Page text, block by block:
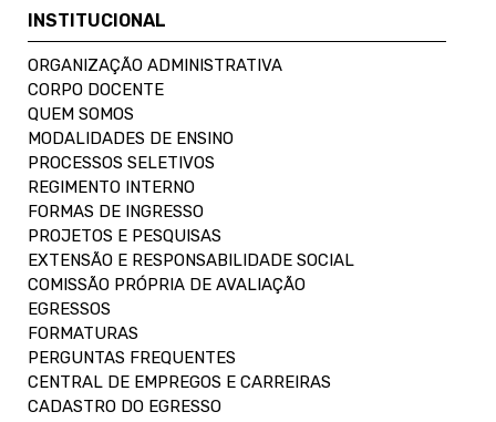
INSTITUCIONAL
ORGANIZAÇÃO ADMINISTRATIVA
CORPO DOCENTE
QUEM SOMOS
MODALIDADES DE ENSINO
PROCESSOS SELETIVOS
REGIMENTO INTERNO
FORMAS DE INGRESSO
PROJETOS E PESQUISAS
EXTENSÃO E RESPONSABILIDADE SOCIAL
COMISSÃO PRÓPRIA DE AVALIAÇÃO
EGRESSOS
FORMATURAS
PERGUNTAS FREQUENTES
CENTRAL DE EMPREGOS E CARREIRAS
CADASTRO DO EGRESSO